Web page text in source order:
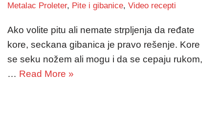
Metalac Proleter, Pite i gibanice, Video recepti
Ako volite pitu ali nemate strpljenja da ređate
kore, seckana gibanica je pravo rešenje. Kore
se seku nožem ali mogu i da se cepaju rukom,
… Read More »